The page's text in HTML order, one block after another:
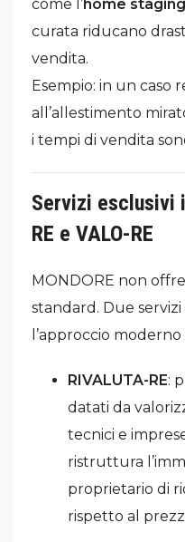
come l’home staging
curata riducano
vendita.
Esempio: in un caso
all’allestimento
i tempi di vendita
Servizi esclusivi
RE e VALO-RE
MONDORE non
standard. Due
l’approccio
RIVALUTA-RE:
datati da
tecnici e
ristruttura
proprietario di
rispetto al